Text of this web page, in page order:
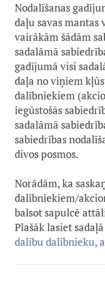
Nodalīšanas
daļu savas
vairākām šādām
sadalāmā
gadījumā visi
daļa no viņiem
dalībniekiem
iegūstošās
sadalāmā
sabiedrības
divos posmos.
Norādām, ka
dalībniekiem/
balsot sapulcē
Plašāk lasiet sadaļā
dalību dalībnieku,